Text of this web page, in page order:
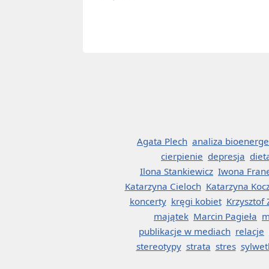
Agata Plech analiza
cierpienie depresja
Ilona Stankiewicz Iwona
Katarzyna Cieloch Katarzyna
koncerty kręgi kobiet Krzysztof
majątek Marcin Pagieła
publikacje w mediach relacje
stereotypy strata stres